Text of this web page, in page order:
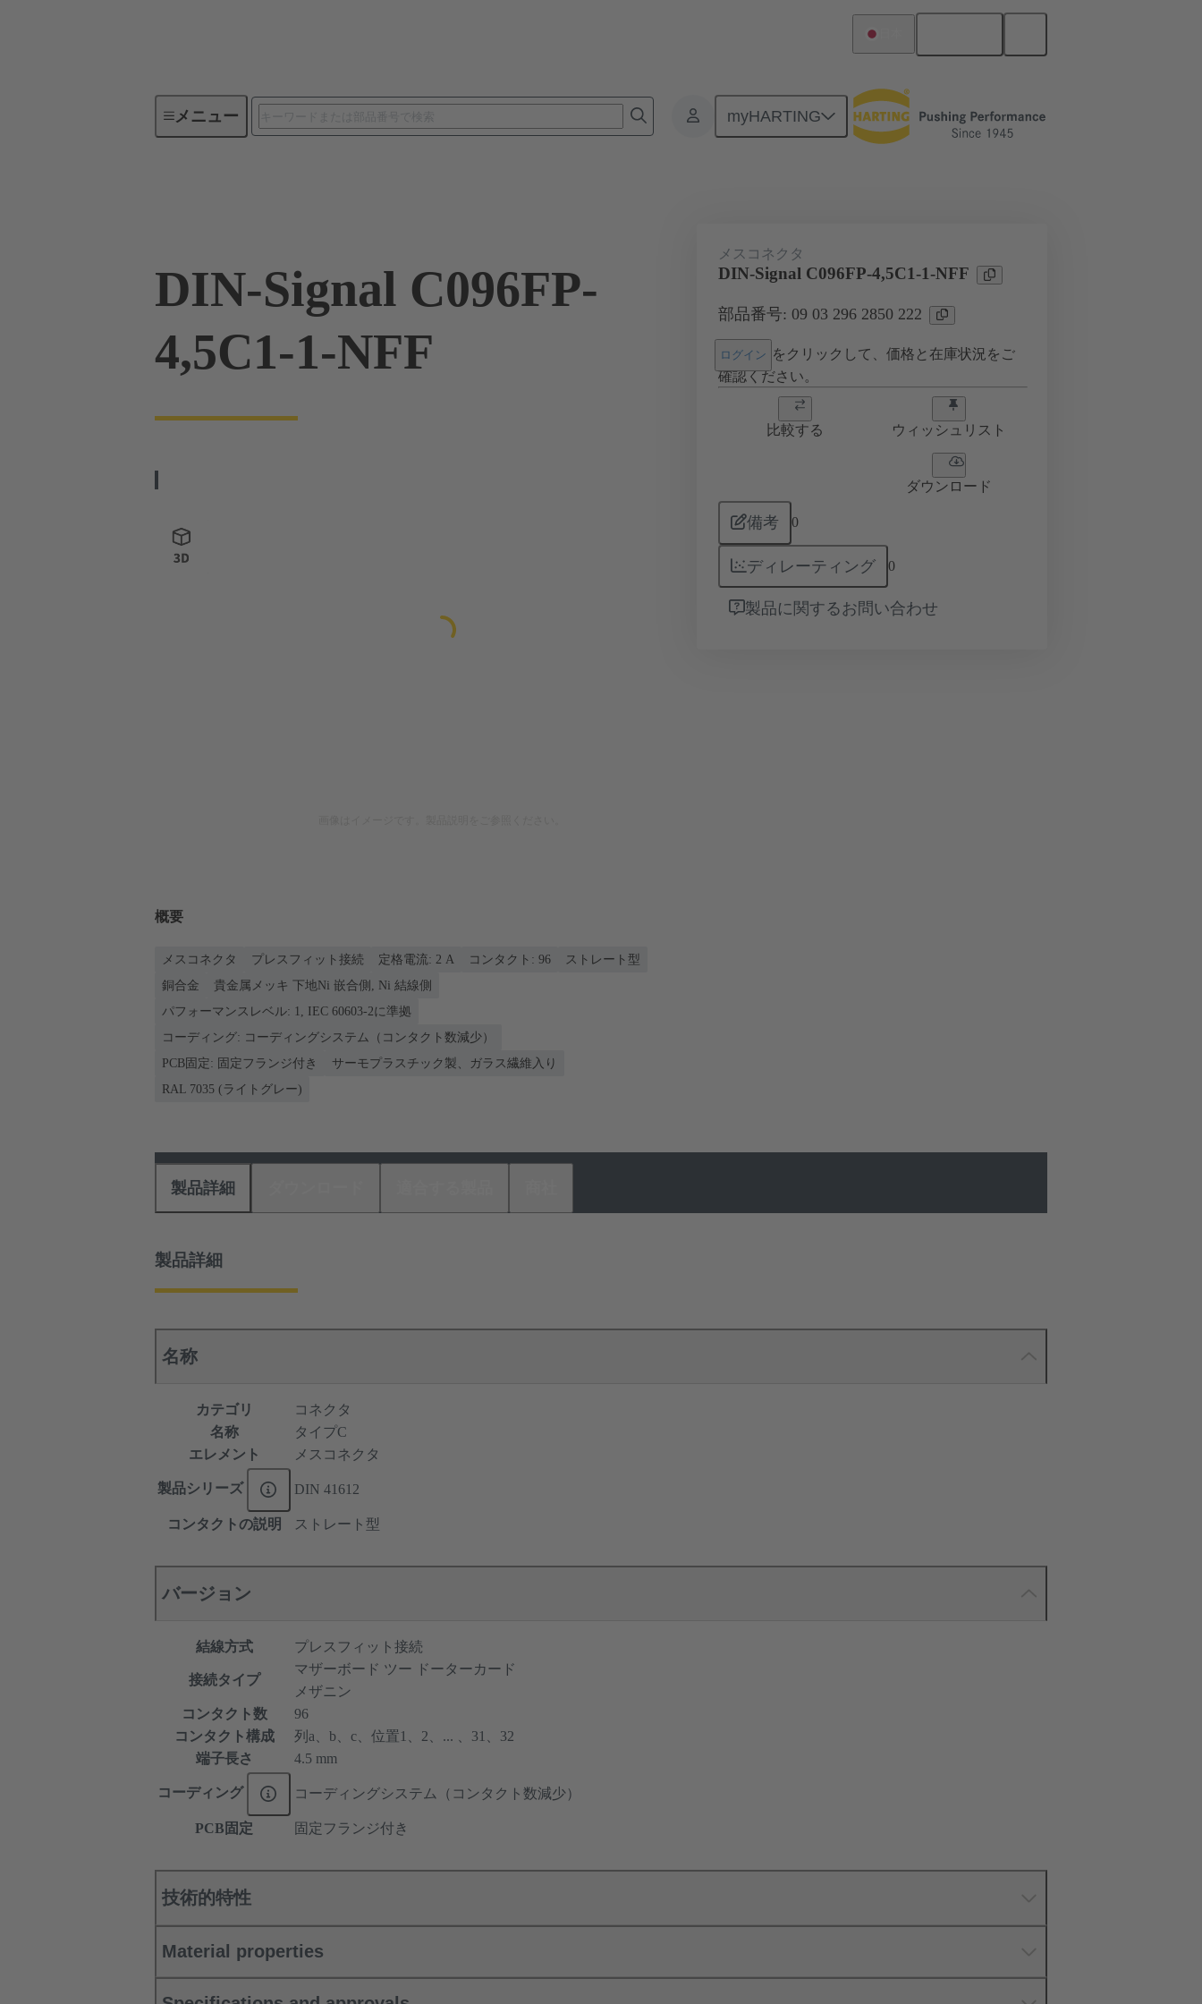
メニュー myHARTING
デバイスコネクティビティ マザーボード ツー ドーターカード接続
DIN-Signal C096FP-
4,5C1-1-NFF
メスコネクタ
DIN-Signal C096FP-4,5C1-1-NFF
部品番号: 09 03 296 2850 222
ログイン をクリックして、価格と在庫状況をご
確認ください。
比較する ウィッシュリスト
ダウンロード
備考 0
ディレーティング 0
製品に関するお問い合わせ
概要
メスコネクタ プレスフィット接続 定格電流: ‌2 A コンタクト: 96
ストレート型
銅合金
貴金属メッキ 下地Ni 嵌合側, Ni 結線側
パフォーマンスレベル: 1, IEC 60603-2に準拠
コーディング: コーディングシステム（コンタクト数減少）
PCB固定: 固定フランジ付き
サーモプラスチック製、ガラス繊維入り
RAL 7035 (ライトグレー)
製品詳細
製品詳細
名称
カテゴリ
コネクタ
名称
タイプC
エレメント
メスコネクタ
製品シリーズ DIN 41612
コンタクトの説明 ストレート型
バージョン
結線方式 プレスフィット接続
接続タイプ
マザーボード ツー ドーターカード
メザニン
コンタクト数
96
コンタクト構成
列a、b、c、位置1、2、... 、31、32
端子長さ
4.5 mm
コーディング コーディングシステム（コンタクト数減少）
PCB固定 固定フランジ付き
技術的特性
Material properties